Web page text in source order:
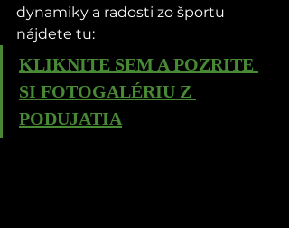
dynamiky a radosti zo športu
nájdete tu:
KLIKNITE SEM A POZRITE
SI FOTOGALÉRIU Z
PODUJATIA